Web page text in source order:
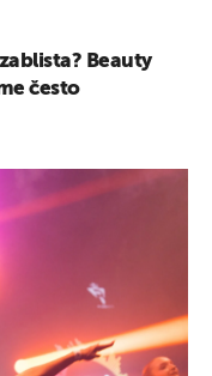
Beauty
često